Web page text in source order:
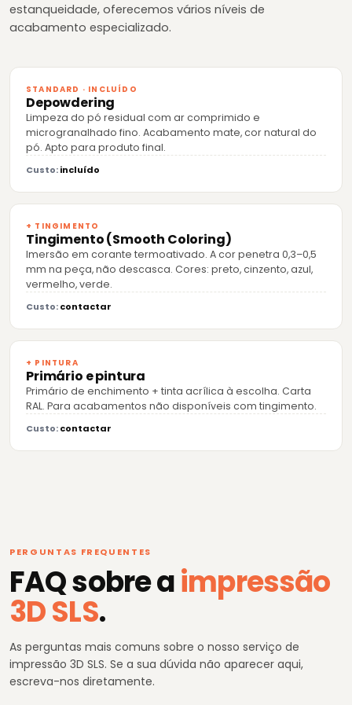
estanqueidade, oferecemos vários níveis de
acabamento especializado.
STANDARD · INCLUÍDO
Depowdering
Limpeza do pó residual com ar comprimido e
microgranalhado fino. Acabamento mate, cor natural do
pó. Apto para produto final.
Custo:incluído
+ TINGIMENTO
Tingimento (Smooth Coloring)
Imersão em corante termoativado. A cor penetra 0,3–0,5
mm na peça, não descasca. Cores: preto, cinzento, azul,
vermelho, verde.
Custo:contactar
+ PINTURA
Primário e pintura
Primário de enchimento + tinta acrílica à escolha. Carta
RAL. Para acabamentos não disponíveis com tingimento.
Custo:contactar
PERGUNTAS FREQUENTES
FAQ sobre aimpressão
3D SLS.
As perguntas mais comuns sobre o nosso serviço de
impressão 3D SLS. Se a sua dúvida não aparecer aqui,
escreva-nos diretamente.